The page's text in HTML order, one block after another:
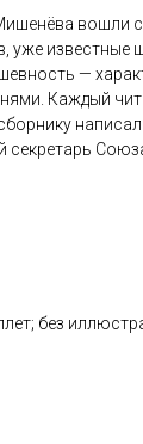
вошли
уже известные
—
Каждый
без